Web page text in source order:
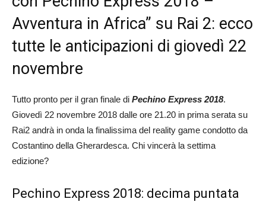
Avventura in Africa” su Rai 2: ecco
tutte le anticipazioni di giovedì 22
novembre
Tutto pronto per il gran finale di Pechino Express 2018.
Giovedì 22 novembre 2018 dalle ore 21.20 in prima serata su
Rai2 andrà in onda la finalissima del reality game condotto da
Costantino della Gherardesca. Chi vincerà la settima
edizione?
Pechino Express 2018: decima puntata